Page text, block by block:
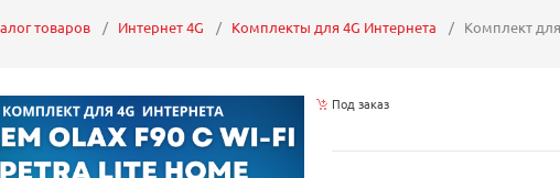
товаров Интернет 4G Комплекты для 4G Интернета Комплект
Под заказ